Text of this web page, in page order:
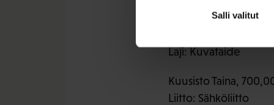
Salli valitut
Koskimäki Jari, 500,00
Laji: Kuvataide
Kuusisto Taina,
Liitto: Sähköliitto